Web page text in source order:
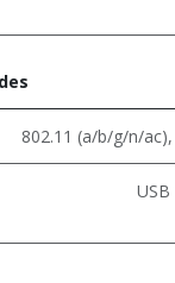
802.11 (a/b/g/n/ac),
USB